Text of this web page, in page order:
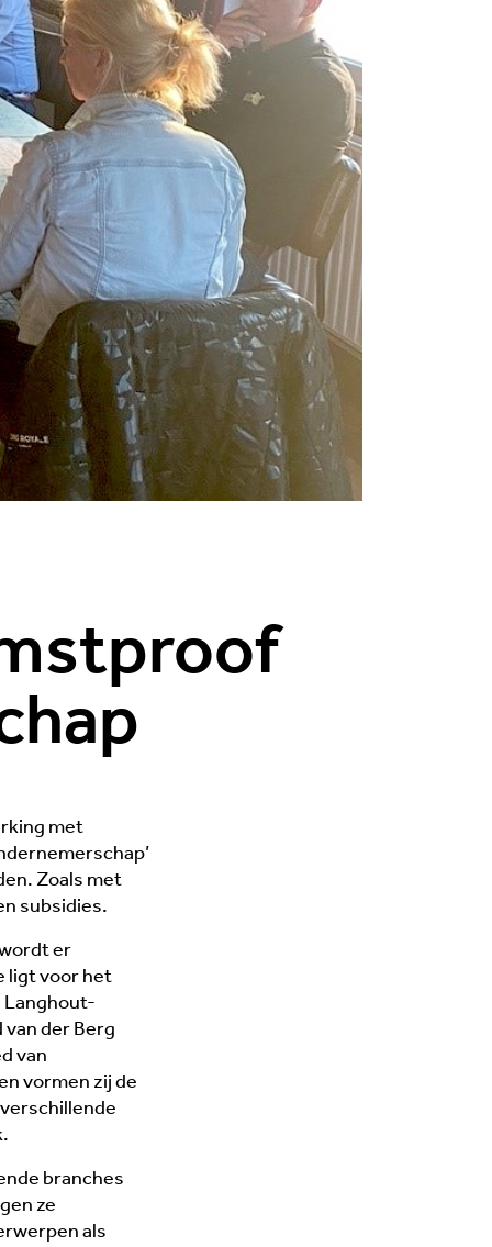
met
Zoals met
subsidies.
er
ligt voor het
Langhout-
van der Berg
van
vormen zij de
branches
ze
als